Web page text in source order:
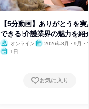
【5分動画】ありがとうを実
できる!介護業界の魅力を紹
オンライン
2026年8月・9月・
1日
お気に入り